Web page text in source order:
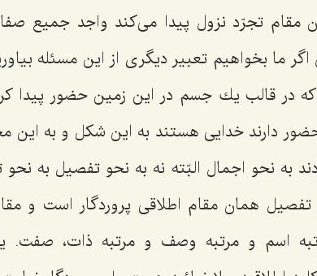
تجرّد نزول پیدا می‌كند واجد جمیع
ما بخواهیم تعبیر دیگری از این مسئله
در قالب یك جسم در این زمین حضور پیدا
دارند خدایی هستند به این شكل و به این
به نحو اجمال البّته نه به نحو تفصیل به
همان مقام اطلاقی پروردگار است و
اسم و مرتبه وصف و مرتبه ذات، صفت.